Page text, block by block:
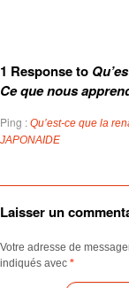
1 Response to
Ce que nous
Ping : Qu’est-ce que la
JAPONAIDE
Laisser un
Votre adresse de
indiqués avec *